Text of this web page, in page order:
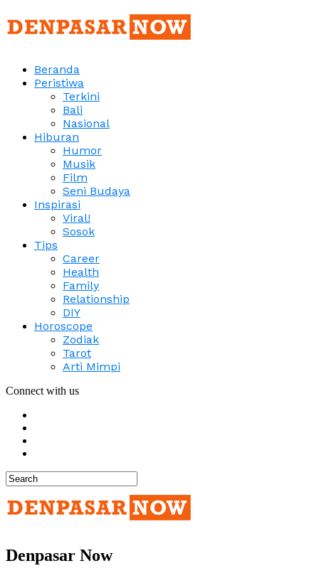
Beranda
Peristiwa
Terkini
Bali
Nasional
Hiburan
Humor
Musik
Film
Seni Budaya
Inspirasi
Viral!
Sosok
Tips
Career
Health
Family
Relationship
DIY
Horoscope
Zodiak
Tarot
Arti Mimpi
Connect with us
Denpasar Now